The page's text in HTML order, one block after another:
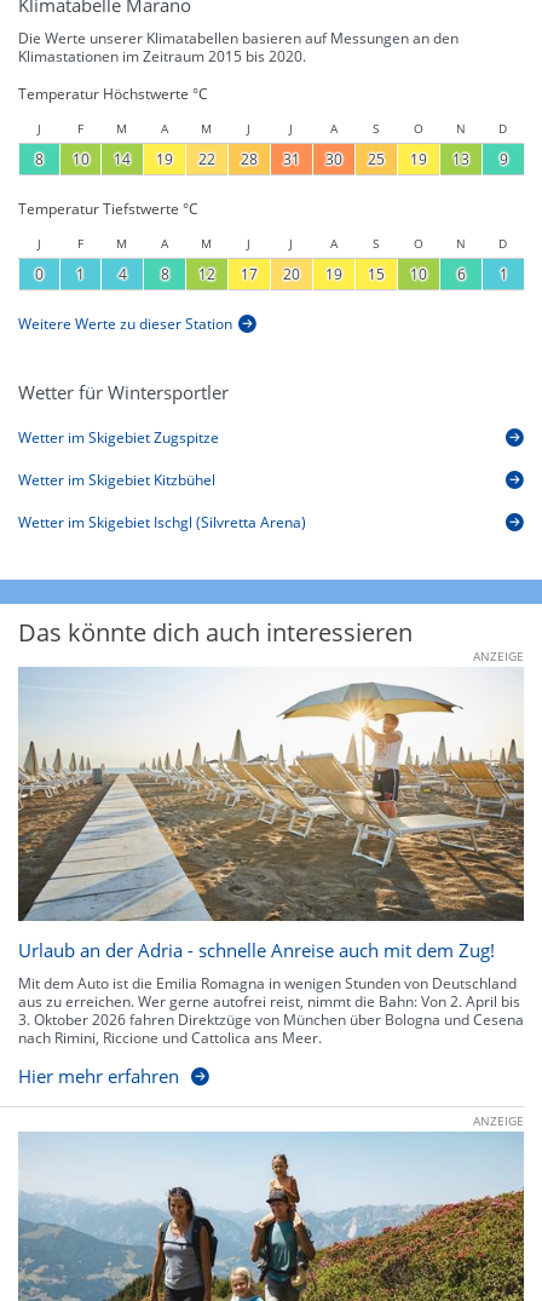
Klimatabelle Marano
Die Werte unserer Klimatabellen basieren auf Messungen an den
Klimastationen im Zeitraum 2015 bis 2020.
Temperatur Höchstwerte °C
J F M A M J J A S O N D
8 10 14 19 22 28 31 30 25 19 13 9
Temperatur Tiefstwerte °C
J F M A M J J A S O N D
0 1 4 8 12 17 20 19 15 10 6 1
Weitere Werte zu dieser Station
Wetter für Wintersportler
Wetter im Skigebiet Zugspitze
Wetter im Skigebiet Kitzbühel
Wetter im Skigebiet Ischgl (Silvretta Arena)
Das könnte dich auch interessieren
ANZEIGE
Urlaub an der Adria - schnelle Anreise auch mit dem Zug!
Mit dem Auto ist die Emilia Romagna in wenigen Stunden von Deutschland
aus zu erreichen. Wer gerne autofrei reist, nimmt die Bahn: Von 2. April bis
3. Oktober 2026 fahren Direktzüge von München über Bologna und Cesena
nach Rimini, Riccione und Cattolica ans Meer.
Hier mehr erfahren
ANZEIGE